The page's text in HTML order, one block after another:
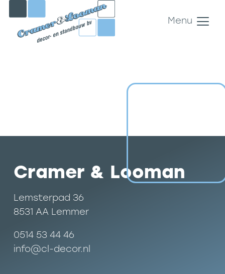
Menu
Cramer & Looman
Lemsterpad 36
8531 AA Lemmer
0514 53 44 46
info@cl-decor.nl